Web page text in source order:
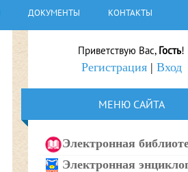
ДОКУМЕНТЫ КОНТАКТЫ
Приветствую Вас, Гость!
Регистрация| Вход
МЕНЮ САЙТА
Электронная
Электронная